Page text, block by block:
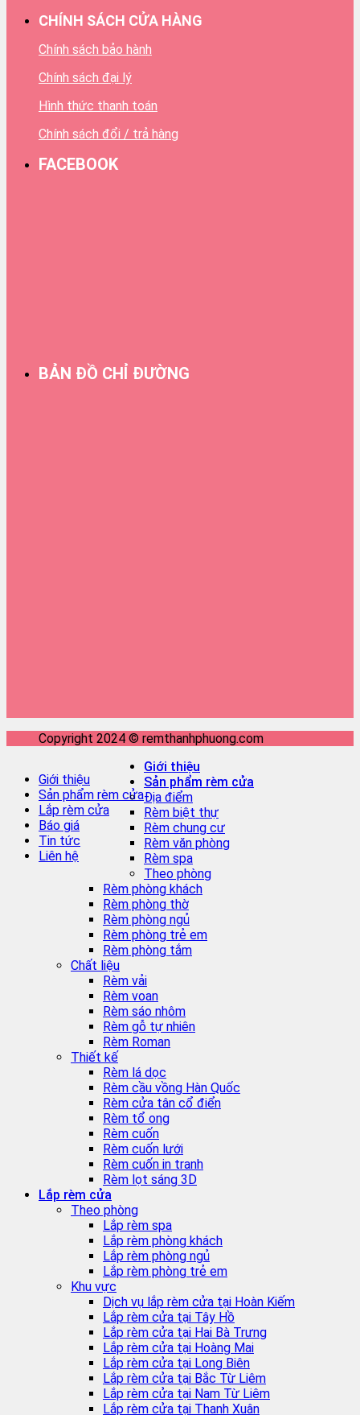
CHÍNH SÁCH CỬA HÀNG
Chính sách bảo hành
Chính sách đại lý
Hình thức thanh toán
Chính sách đổi / trả hàng
FACEBOOK
BẢN ĐỒ CHỈ ĐƯỜNG
Copyright 2024 © remthanhphuong.com
Giới thiệu
Sản phẩm rèm cửa
Lắp rèm cửa
Báo giá
Tin tức
Liên hệ
Giới thiệu
Sản phẩm rèm cửa
Địa điểm
Rèm biệt thự
Rèm chung cư
Rèm văn phòng
Rèm spa
Theo phòng
Rèm phòng khách
Rèm phòng thờ
Rèm phòng ngủ
Rèm phòng trẻ em
Rèm phòng tắm
Chất liệu
Rèm vải
Rèm voan
Rèm sáo nhôm
Rèm gỗ tự nhiên
Rèm Roman
Thiết kế
Rèm lá dọc
Rèm cầu vồng Hàn Quốc
Rèm cửa tân cổ điển
Rèm tổ ong
Rèm cuốn
Rèm cuốn lưới
Rèm cuốn in tranh
Rèm lọt sáng 3D
Lắp rèm cửa
Theo phòng
Lắp rèm spa
Lắp rèm phòng khách
Lắp rèm phòng ngủ
Lắp rèm phòng trẻ em
Khu vực
Dịch vụ lắp rèm cửa tại Hoàn Kiếm
Lắp rèm cửa tại Tây Hồ
Lắp rèm cửa tại Hai Bà Trưng
Lắp rèm cửa tại Hoàng Mai
Lắp rèm cửa tại Long Biên
Lắp rèm cửa tại Bắc Từ Liêm
Lắp rèm cửa tại Nam Từ Liêm
Lắp rèm cửa tại Thanh Xuân